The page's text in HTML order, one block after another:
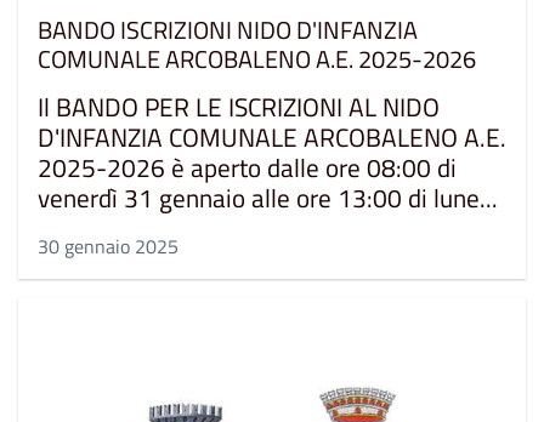
BANDO ISCRIZIONI NIDO D'INFANZIA
COMUNALE ARCOBALENO A.E. 2025-2026
Il BANDO PER LE ISCRIZIONI AL NIDO
D'INFANZIA COMUNALE ARCOBALENO A.E.
2025-2026 è aperto dalle ore 08:00 di
venerdì 31 gennaio alle ore 13:00 di lune...
30 gennaio 2025